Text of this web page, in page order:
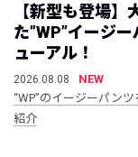
【新型も登場】
た”WP”イージ
ューアル！
2026.08.08
NEW
“WP”のイージーパン
紹介